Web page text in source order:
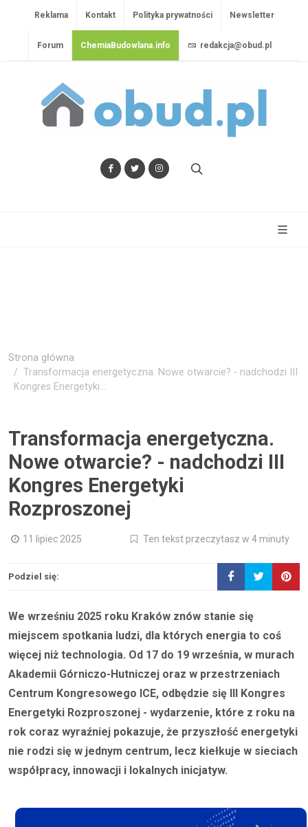
Reklama Kontakt Polityka prywatności Newsletter
Forum ChemiaBudowlana.info redakcja@obud.pl
Strona główna
Transformacja energetyczna. Nowe otwarcie? - nadchodzi III
Kongres Energetyki...
Transformacja energetyczna.
Nowe otwarcie? - nadchodzi III
Kongres Energetyki
Rozproszonej
11 lipiec 2025 Ten tekst przeczytasz w 4 minuty
Podziel się:
We wrześniu 2025 roku Kraków znów stanie się
miejscem spotkania ludzi, dla których energia to coś
więcej niż technologia. Od 17 do 19 września, w murach
Akademii Górniczo-Hutniczej oraz w przestrzeniach
Centrum Kongresowego ICE, odbędzie się III Kongres
Energetyki Rozproszonej - wydarzenie, które z roku na
rok coraz wyraźniej pokazuje, że przyszłość energetyki
nie rodzi się w jednym centrum, lecz kiełkuje w sieciach
współpracy, innowacji i lokalnych inicjatyw.